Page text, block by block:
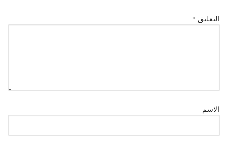
التعليق *
الاسم